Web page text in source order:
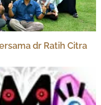
dr Ratih Citra